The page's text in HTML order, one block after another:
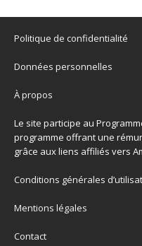
Politique de confidentialité
Données personnelles
À propos
Le site participe au
programme offrant une
grâce aux liens affiliés vers
Conditions générales
Mentions légales
Contact